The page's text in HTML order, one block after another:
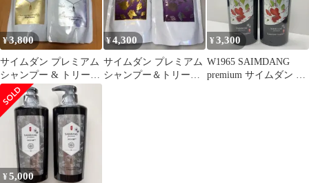
¥3,800
サイムダン プレミアム
シャンプー & トリート
メント【詰替え用】
¥4,300
サイムダン プレミアム
シャンプー＆トリート
¥3,300
W1965 SAIMDANG
premium サイムダン プ
¥5,000